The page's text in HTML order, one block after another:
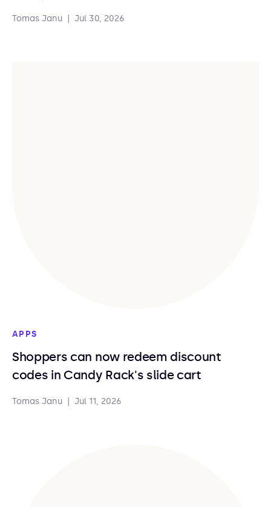
Tomas Janu Jul 30, 2026
APPS
Shoppers can now redeem discount
codes in Candy Rack's slide cart
Tomas Janu Jul 11, 2026